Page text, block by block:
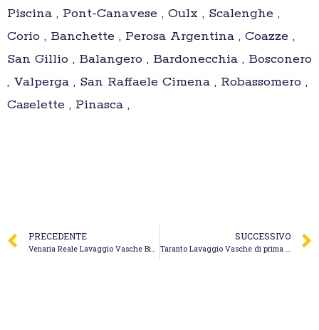
Piscina , Pont-Canavese , Oulx , Scalenghe ,
Corio , Banchette , Perosa Argentina , Coazze ,
San Gillio , Balangero , Bardonecchia , Bosconero
, Valperga , San Raffaele Cimena , Robassomero ,
Caselette , Pinasca ,
PRECEDENTE
Venaria Reale Lavaggio Vasche Biologiche – Spurgo Pizzuto Giuseppe
SUCCESSIVO
Taranto Lavaggio Vasche di prima pioggia – Dinoi Spurgo